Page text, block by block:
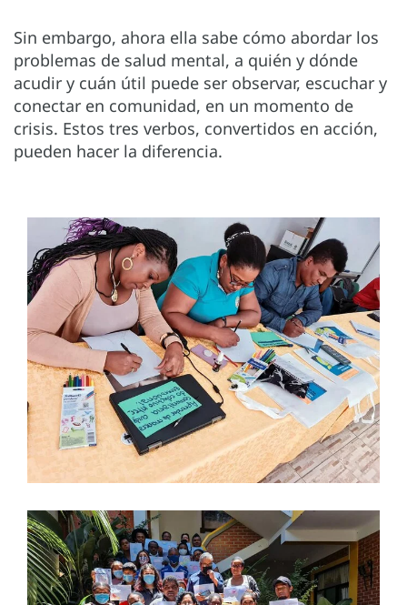
Sin embargo, ahora ella sabe cómo abordar los
problemas de salud mental, a quién y dónde
acudir y cuán útil puede ser observar, escuchar y
conectar en comunidad, en un momento de
crisis. Estos tres verbos, convertidos en acción,
pueden hacer la diferencia.